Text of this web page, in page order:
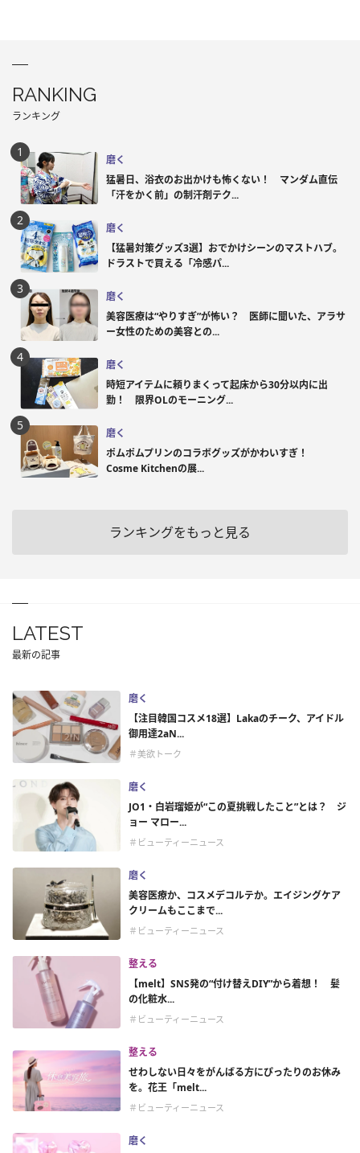
RANKING
ランキング
磨く
猛暑日、浴衣のお出かけも怖くない！ マンダム直伝
「汗をかく前」の制汗剤テク...
磨く
【猛暑対策グッズ3選】おでかけシーンのマストハブ。
ドラストで買える「冷感パ...
磨く
美容医療は“やりすぎ”が怖い？ 医師に聞いた、アラサ
ー女性のための美容との...
磨く
時短アイテムに頼りまくって起床から30分以内に出
勤！ 限界OLのモーニング...
磨く
ポムポムプリンのコラボグッズがかわいすぎ！
Cosme Kitchenの展...
ランキングをもっと見る
LATEST
最新の記事
磨く
【注目韓国コスメ18選】Lakaのチーク、アイドル
御用達2aN...
＃美欲トーク
磨く
JO1・白岩瑠姫が“この夏挑戦したこと”とは？ ジ
ョー マロー...
＃ビューティーニュース
磨く
美容医療か、コスメデコルテか。エイジングケア
クリームもここまで...
＃ビューティーニュース
整える
【melt】SNS発の“付け替えDIY”から着想！ 髪
の化粧水...
＃ビューティーニュース
整える
せわしない日々をがんばる方にぴったりのお休み
を。花王「melt...
＃ビューティーニュース
磨く